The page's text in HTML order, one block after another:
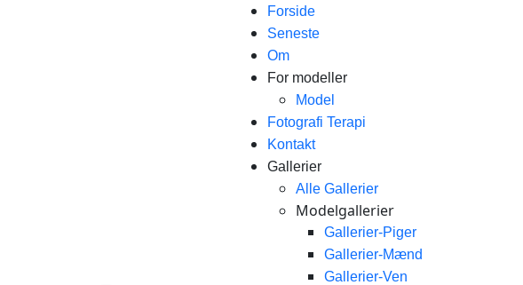
Forside
Seneste
Om
For modeller
Model
Fotografi Terapi
Kontakt
Gallerier
Alle Gallerier
Modelgallerier
Gallerier-Piger
Gallerier-Mænd
Gallerier-Ven